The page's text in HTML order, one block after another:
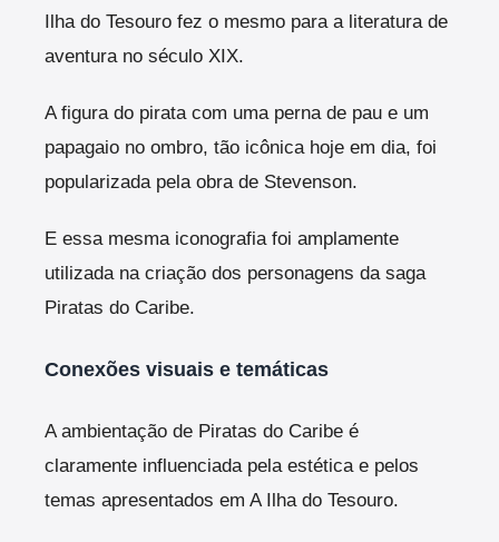
Ilha do Tesouro fez o mesmo para a literatura de
aventura no século XIX.
A figura do pirata com uma perna de pau e um
papagaio no ombro, tão icônica hoje em dia, foi
popularizada pela obra de Stevenson.
E essa mesma iconografia foi amplamente
utilizada na criação dos personagens da saga
Piratas do Caribe.
Conexões visuais e temáticas
A ambientação de Piratas do Caribe é
claramente influenciada pela estética e pelos
temas apresentados em A Ilha do Tesouro.